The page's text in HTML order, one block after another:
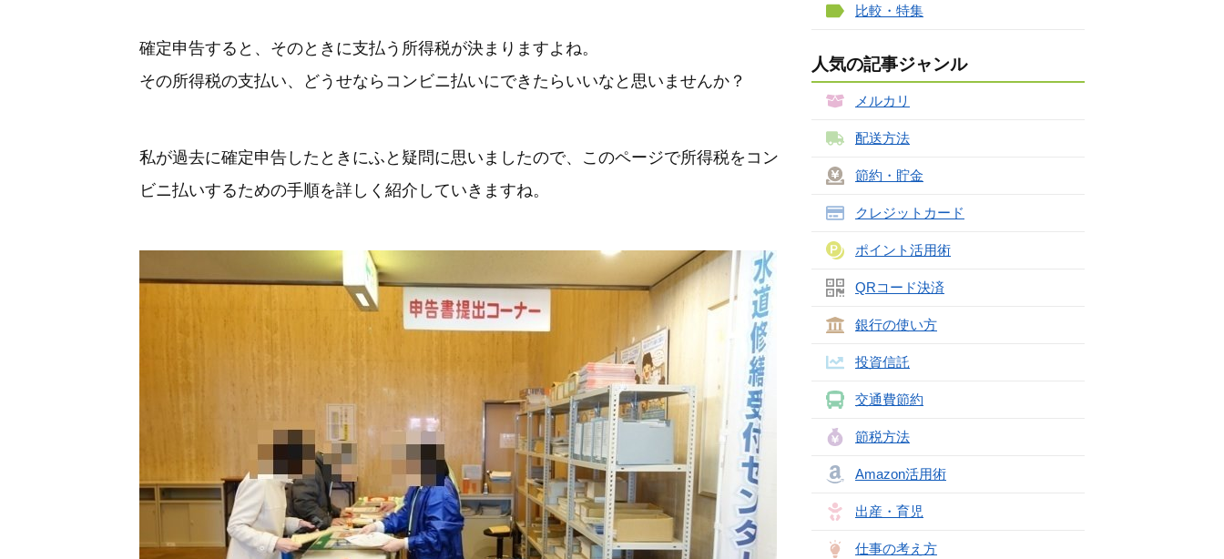
確定申告すると、そのときに支払う所得税が決まりますよね。
その所得税の支払い、どうせならコンビニ払いにできたらいいなと思いませんか？
私が過去に確定申告したときにふと疑問に思いましたので、このページで所得税をコン
ビニ払いするための手順を詳しく紹介していきますね。
比較・特集
人気の記事ジャンル
メルカリ
配送方法
節約・貯金
クレジットカード
ポイント活用術
QRコード決済
銀行の使い方
投資信託
交通費節約
節税方法
Amazon活用術
出産・育児
仕事の考え方